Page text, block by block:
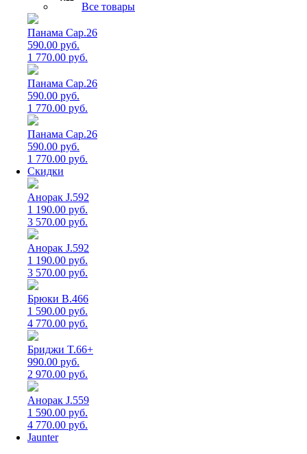
Все товары
Панама Cap.26
590.00 руб.
1 770.00 руб.
Панама Cap.26
590.00 руб.
1 770.00 руб.
Панама Cap.26
590.00 руб.
1 770.00 руб.
Скидки
Анорак J.592
1 190.00 руб.
3 570.00 руб.
Анорак J.592
1 190.00 руб.
3 570.00 руб.
Брюки B.466
1 590.00 руб.
4 770.00 руб.
Бриджи T.66+
990.00 руб.
2 970.00 руб.
Анорак J.559
1 590.00 руб.
4 770.00 руб.
Jaunter